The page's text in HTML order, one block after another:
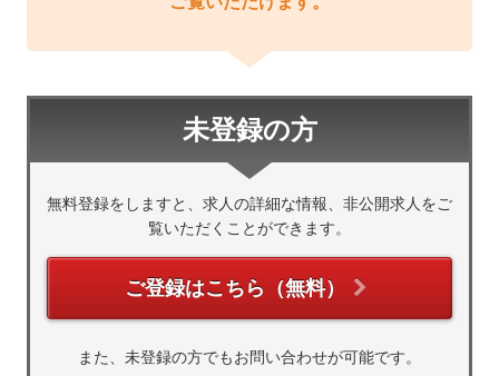
未登録の方
無料登録をしますと、求人の詳細な情報、非公開求人をご
覧いただくことができます。
ご登録はこちら（無料）
また、未登録の方でもお問い合わせが可能です。